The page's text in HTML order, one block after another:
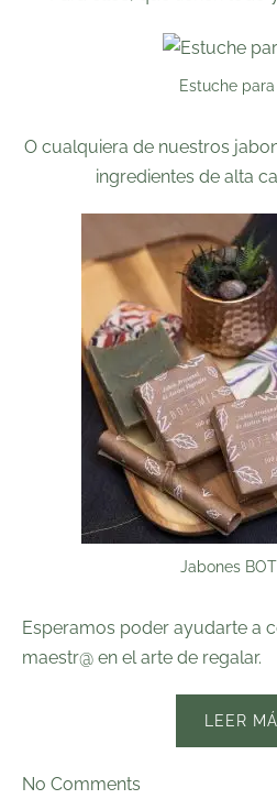
Estuche
O cualquiera de nuestros
ingredientes de alta
Jabones
Esperamos poder ayudarte a
maestr@ en el arte de regalar.
LEER
No Comments